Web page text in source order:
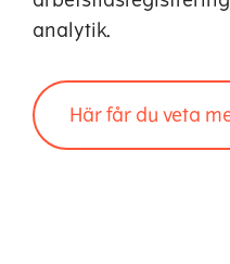
analytik.
Här får du veta